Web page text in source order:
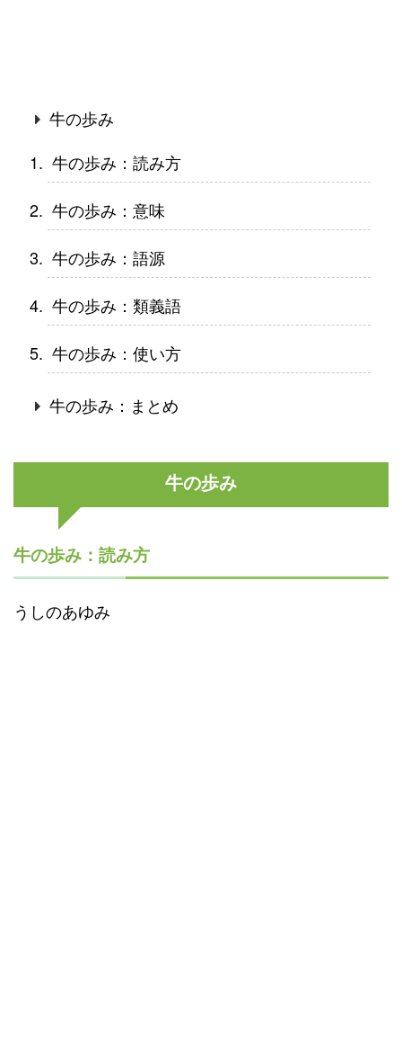
牛の歩み
牛の歩み：読み方
牛の歩み：意味
牛の歩み：語源
牛の歩み：類義語
牛の歩み：使い方
牛の歩み：まとめ
牛の歩み
牛の歩み：読み方
うしのあゆみ